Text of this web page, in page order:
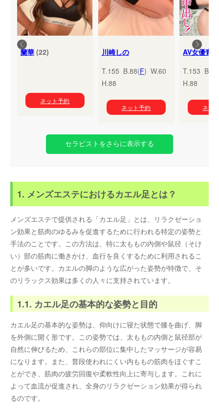
蘭華(22)
ネット予約
川崎しの
T.155 B.88(F) W.60
H.88
ネット予約
T.153
H.88
ネッ
セラピストをさらに表示する
1. メンズエステにおけるカエル足とは？
メンズエステで提供される「カエル足」とは、リラクゼーショ
ン効果と筋肉のゆるみを促進するために行われる特定の姿勢と
手法のことです。この方法は、特に太ももの内側や鼠径（そけ
い）部の筋肉に働きかけ、血行を良くするために利用されるこ
とが多いです。カエルの脚のような広がった姿勢が特徴で、そ
のリラックス効果は多くの人々に支持されています。
1.1. カエル足の基本的な姿勢と目的
カエル足の基本的な姿勢は、仰向けに寝た状態で膝を曲げ、脚
を外側に開く形です。この姿勢では、太ももの内側と鼠径部が
自然に伸びるため、これらの部位に集中したマッサージが容易
になります。また、普段使われにくい内ももの筋肉をほぐすこ
とができ、筋肉の疲労回復や柔軟性向上に寄与します。これに
よって血流が促進され、全身のリラクゼーション効果が得られ
るのです。